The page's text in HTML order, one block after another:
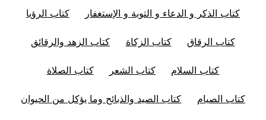
كتاب الذكر و الدعاء و التوبة و الإستغفار كتاب الرؤيا
كتاب الرقاق كتاب الزكاة كتاب الزهد والرقائق
كتاب السلام كتاب الشعر كتاب الصلاة
كتاب الصيام كتاب الصيد والذبائح وما يؤكل من الحيوان